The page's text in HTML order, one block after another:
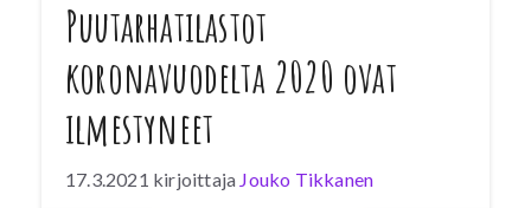
Puutarhatilastot
koronavuodelta 2020 ovat
ilmestyneet
17.3.2021 kirjoittaja Jouko Tikkanen